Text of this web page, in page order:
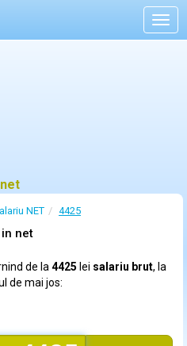
NET 4425
net
de la 4425 lei salariu brut, la
de mai jos: